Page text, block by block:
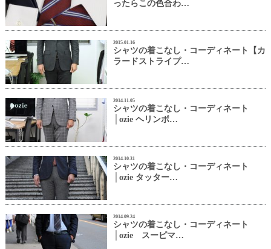
ったらこの色合わ…
2015.01.16
シャツの着こなし・コーディネート【カ
ラードストライプ…
2014.11.05
シャツの着こなし・コーディネート
│ozie ヘリンボ…
2014.10.31
シャツの着こなし・コーディネート
│ozie タッター…
2014.09.24
シャツの着こなし・コーディネート
│ozie スーピマ…